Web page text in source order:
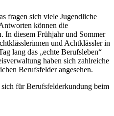
fragen sich viele Jugendliche
können die
In diesem Frühjahr und Sommer
und Achtklässler in
lang das „echte Berufsleben“
haben sich zahlreiche
Berufsfelder angesehen.
für Berufsfelderkundung beim